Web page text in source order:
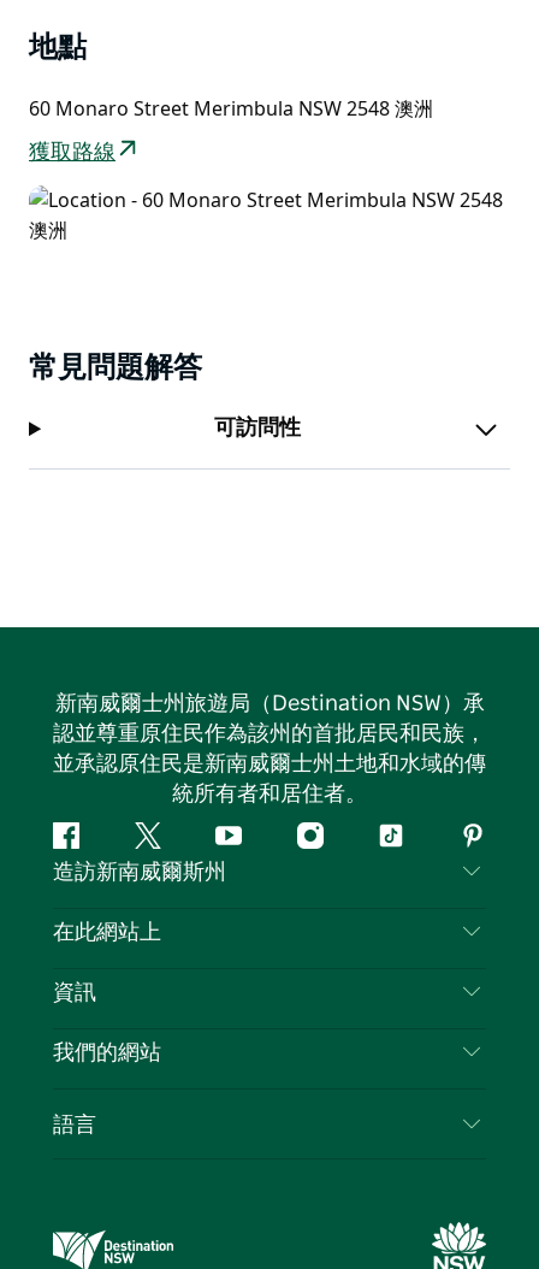
地點
60 Monaro Street Merimbula NSW 2548 澳洲
獲取路線
常見問題解答
可訪問性
新南威爾士州旅遊局（Destination NSW）承
認並尊重原住民作為該州的首批居民和民族，
並承認原住民是新南威爾士州土地和水域的傳
統所有者和居住者。
Facebook嘰
嘰
喳
Youtube Instagram
抖
造訪新南威爾斯州
聯絡我們
隱私
Cookie 通知
在此網站上
目的地
新南威爾斯州公路旅行
活動
資訊
旅行資訊
新南威爾斯的商業
我們的網站
語言